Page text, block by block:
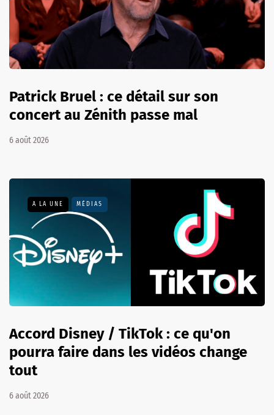
Patrick Bruel : ce détail sur son
concert au Zénith passe mal
6 août 2026
A LA UNE MÉDIAS
Accord Disney / TikTok : ce qu'on
pourra faire dans les vidéos change
tout
6 août 2026